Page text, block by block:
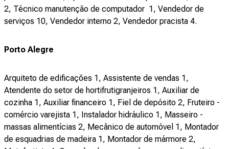
2, Técnico manutenção de computador 1, Vendedor de
serviços 10, Vendedor interno 2, Vendedor pracista 4.
Porto Alegre
Arquiteto de edificações 1, Assistente de vendas 1,
Atendente do setor de hortifrutigranjeiros 1, Auxiliar de
cozinha 1, Auxiliar financeiro 1, Fiel de depósito 2, Fruteiro -
comércio varejista 1, Instalador hidráulico 1, Masseiro -
massas alimentícias 2, Mecânico de automóvel 1, Montador
de esquadrias de madeira 1, Montador de mármore 2,